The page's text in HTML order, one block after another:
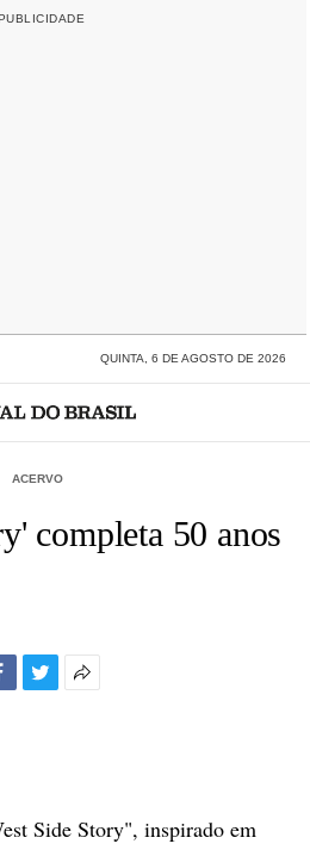
QUINTA, 6 DE AGOSTO DE 2026
ACERVO
completa 50 anos
Side Story", inspirado em